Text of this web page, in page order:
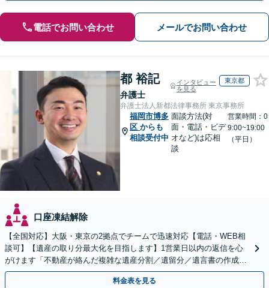
電話でお問い合わせ メールでお問い合わせ
都 裕記
弁護士
インタビュー
を見る
東京都
弁護士法人新都法律事務所 東京事務所
福岡市博多
区 からも
相談受付中
面談方法(対
面・電話・ビデ
オなど)は応相
談
営業時間：0
9:00~19:00
（平日）
口座凍結解除
【全国対応】大阪・東京の2拠点でチームで迅速対応【電話・WEB相
談可】【遺産の取り分最大化を目指します】1営業日以内の返信を心
がけます「不動産が絡んだ複雑な遺産分割／遺留分／遺言書の作成・
執行／事業承継など、お任せください」【休日相談あり】
料金表を見る